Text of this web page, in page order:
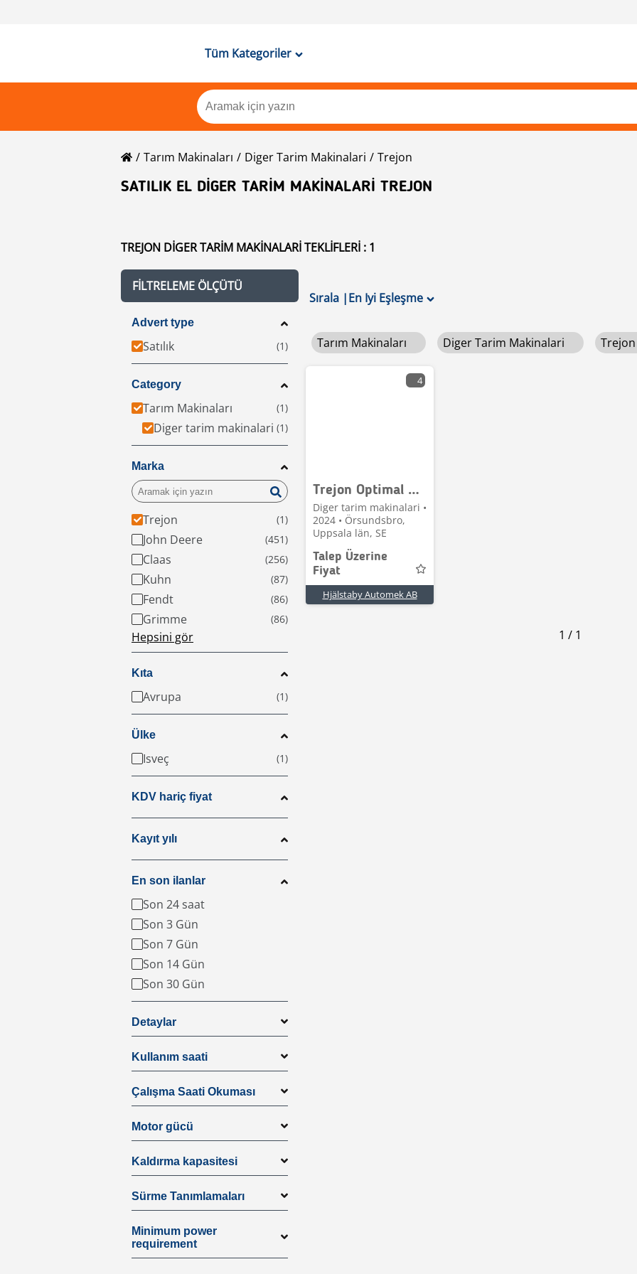
Tüm Kategoriler
Tarım Makinaları Diger Tarim Makinalari
Trejon
SATILIK EL DIGER TARIM MAKINALARI TREJON
TREJON DIGER TARIM MAKINALARI TEKLIFLERI : 1
FILTRELEME ÖLÇÜTÜ
Advert type
Satılık
Category
Tarım Makinaları
Diger tarim makinalari
Marka
Trejon
John Deere
Claas
Kuhn
Fendt
Grimme
Hepsini gör
Kıta
Avrupa
Ülke
Isveç
KDV hariç fiyat
Kayıt yılı
En son ilanlar
Son 24 saat
Son 3 Gün
Son 7 Gün
Son 14 Gün
Son 30 Gün
Detaylar
Kullanım saati
Çalışma Saati Okuması
Motor gücü
Kaldırma kapasitesi
Sürme Tanımlamaları
Minimum power
requirement
Sırala |En Iyi Eşleşme
Tarım Makinaları Diger Tarim Makinalari
4
Trejon Optimal Kedjeröjare M1650
Diger tarim makinalari •
2024 • Örsundsbro,
Uppsala län, SE
Talep Üzerine
Fiyat
Hjälstaby Automek AB
1 / 1